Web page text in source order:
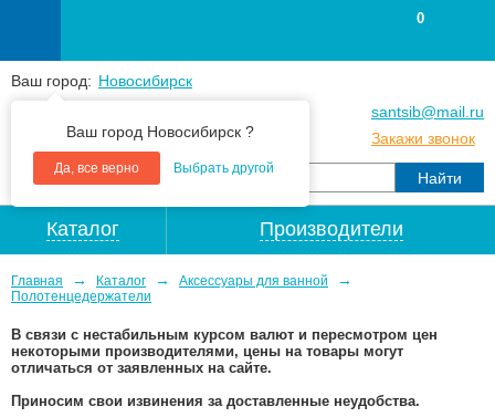
Ваш город: Новосибирск
Ваш город Новосибирск ?
Да, все верно Выбрать другой
+7(383) 213 79 30
santsib@mail.ru
Закажи звонок
0
Каталог Производители
Главная → Каталог → Аксессуары для ванной →
Полотенцедержатели
В связи с нестабильным курсом валют и пересмотром цен
некоторыми производителями, цены на товары могут
отличаться от заявленных на сайте.
Приносим свои извинения за доставленные неудобства.